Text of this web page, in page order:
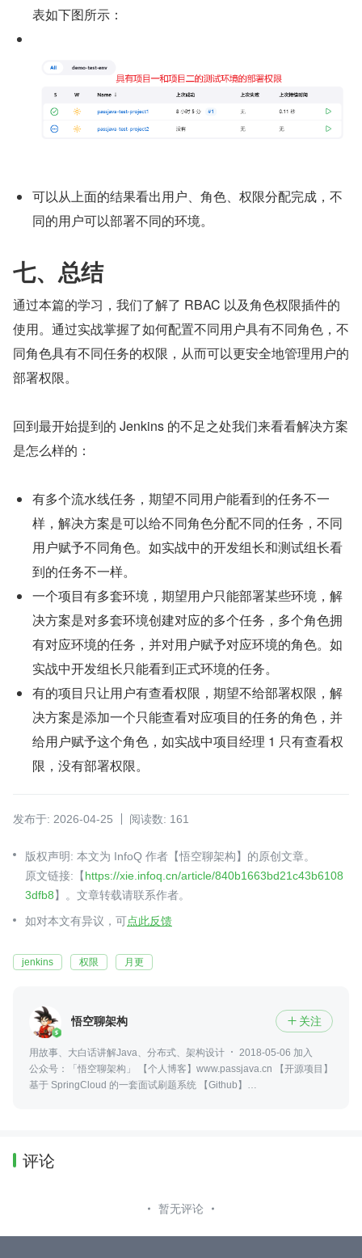
表如下图所示：
可以从上面的结果看出用户、角色、权限分配完成，不
同的用户可以部署不同的环境。
七、总结
通过本篇的学习，我们了解了 RBAC 以及角色权限插件的
使用。通过实战掌握了如何配置不同用户具有不同角色，不
同角色具有不同任务的权限，从而可以更安全地管理用户的
部署权限。
回到最开始提到的 Jenkins 的不足之处我们来看看解决方案
是怎么样的：
有多个流水线任务，期望不同用户能看到的任务不一
样，解决方案是可以给不同角色分配不同的任务，不同
用户赋予不同角色。如实战中的开发组长和测试组长看
到的任务不一样。
一个项目有多套环境，期望用户只能部署某些环境，解
决方案是对多套环境创建对应的多个任务，多个角色拥
有对应环境的任务，并对用户赋予对应环境的角色。如
实战中开发组长只能看到正式环境的任务。
有的项目只让用户有查看权限，期望不给部署权限，解
决方案是添加一个只能查看对应项目的任务的角色，并
给用户赋予这个角色，如实战中项目经理 1 只有查看权
限，没有部署权限。
发布于: 2026-04-25 阅读数: 161
版权声明: 本文为 InfoQ 作者【悟空聊架构】的原创文章。
原文链接:【https://xie.infoq.cn/article/840b1663bd21c43b6108
3dfb8】。文章转载请联系作者。
如对本文有异议，可点此反馈
jenkins 权限 月更
悟空聊架构  关注
用故事、大白话讲解Java、分布式、架构设计
2018-05-06 加入
公众号：「悟空聊架构」 【个人博客】www.passjava.cn 【开源项目】
基于 SpringCloud 的一套面试刷题系统 【Github】
评论
暂无评论